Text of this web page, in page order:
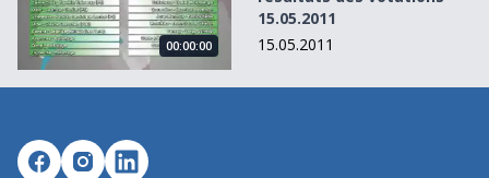
00:00:00
15.05.2011
15.05.2011